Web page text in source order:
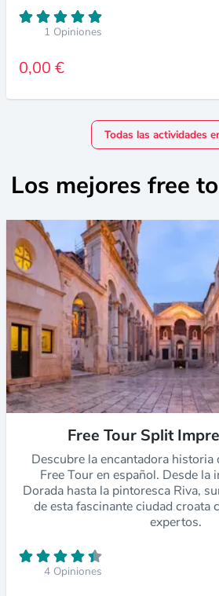
1 Opiniones
0,00 €
Todas las actividades
Los mejores free
Free Tour Split
Descubre la encantadora historia
Free Tour en español. Desde la
Dorada hasta la pintoresca Riva,
de esta fascinante ciudad croata
expertos.
4 Opiniones